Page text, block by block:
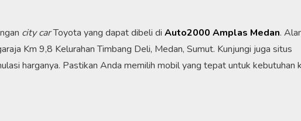
city carToyota yang dapat dibeli di Auto2000 Amplas Medan.
Km 9,8 Kelurahan Timbang Deli, Medan, Sumut. Kunjungi juga situs
harganya. Pastikan Anda memilih mobil yang tepat untuk kebutuhan